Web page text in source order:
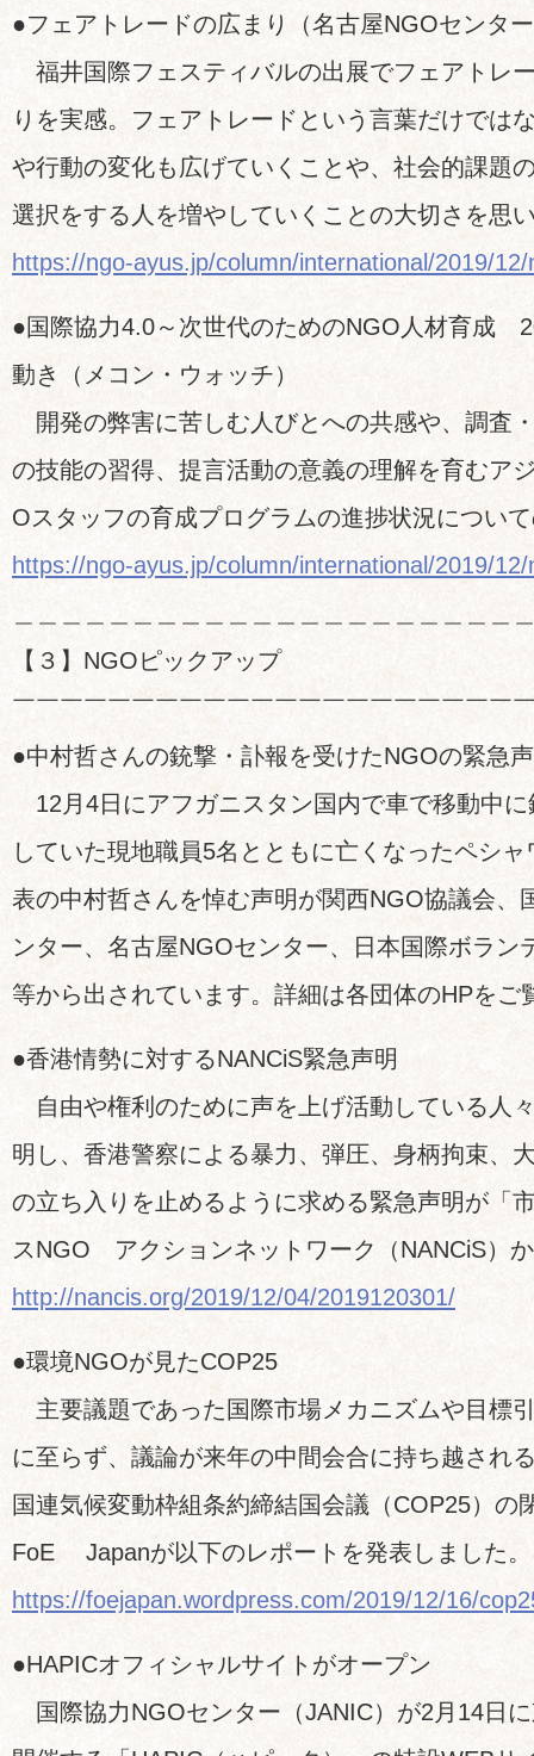
●フェアトレードの広まり（名古屋NGOセンタ
福井国際フェスティバルの出展でフェアトレ
りを実感。フェアトレードという言葉だけでは
や行動の変化も広げていくことや、社会的課題
選択をする人を増やしていくことの大切さを思
https://ngo-ayus.jp/column/international/2019/
●国際協力4.0～次世代のためのNGO人材育成
動き（メコン・ウォッチ）
開発の弊害に苦しむ人びとへの共感や、調査
の技能の習得、提言活動の意義の理解を育むア
Oスタッフの育成プログラムの進捗状況につい
https://ngo-ayus.jp/column/international/2019/
【３】NGOピックアップ
￣￣￣￣￣￣￣￣￣￣￣￣￣￣￣￣￣￣￣￣￣
●中村哲さんの銃撃・訃報を受けたNGOの緊急
12月4日にアフガニスタン国内で車で移動中に
していた現地職員5名とともに亡くなったペシ
表の中村哲さんを悼む声明が関西NGO協議会、
ンター、名古屋NGOセンター、日本国際ボラン
等から出されています。詳細は各団体のHPをご
●香港情勢に対するNANCiS緊急声明
自由や権利のために声を上げ活動している人
明し、香港警察による暴力、弾圧、身柄拘束、
の立ち入りを止めるように求める緊急声明が「
スNGO アクションネットワーク（NANCiS）
http://nancis.org/2019/12/04/2019120301/
●環境NGOが見たCOP25
主要議題であった国際市場メカニズムや目標
に至らず、議論が来年の中間会合に持ち越され
国連気候変動枠組条約締結国会議（COP25）の
FoE Japanが以下のレポートを発表しました。
https://foejapan.wordpress.com/2019/12/16/
●HAPICオフィシャルサイトがオープン
国際協力NGOセンター（JANIC）が2月14日